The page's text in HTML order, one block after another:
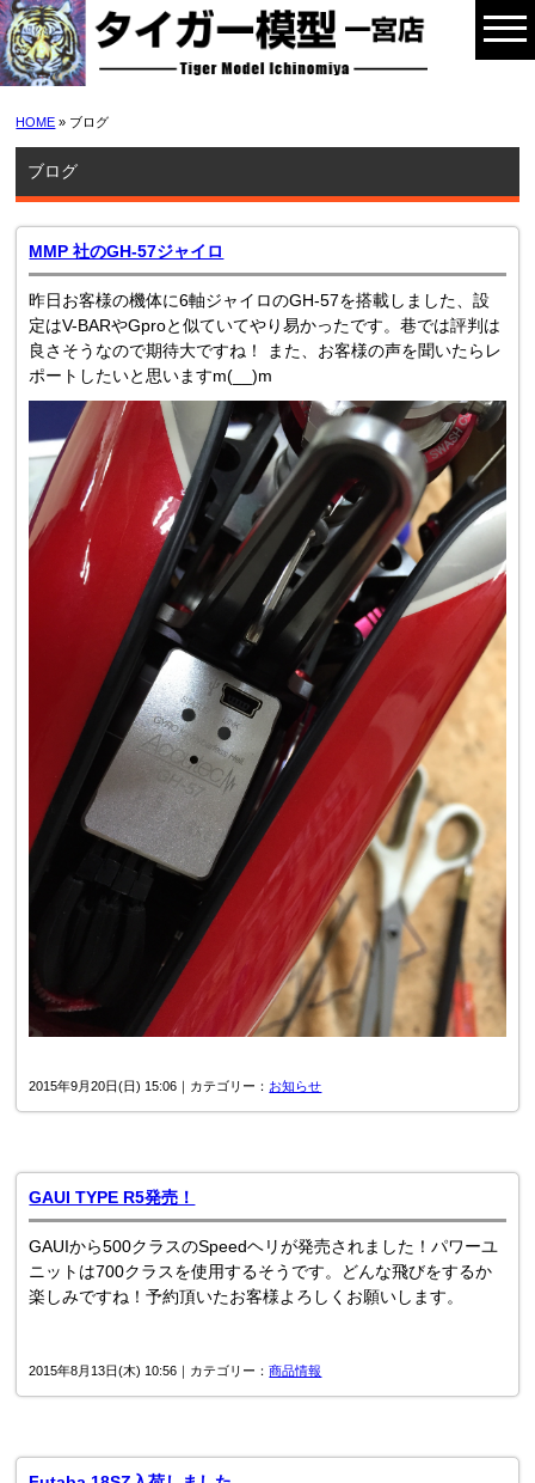
HOME » ブログ
ブログ
MMP 社のGH-57ジャイロ
昨日お客様の機体に6軸ジャイロのGH-57を搭載しました、設
定はV-BARやGproと似ていてやり易かったです。巷では評判は
良さそうなので期待大ですね！ また、お客様の声を聞いたらレ
ポートしたいと思いますm(__)m
2015年9月20日(日) 15:06｜カテゴリー： お知らせ
GAUI TYPE R5発売！
GAUIから500クラスのSpeedヘリが発売されました！パワーユ
ニットは700クラスを使用するそうです。どんな飛びをするか
楽しみですね！予約頂いたお客様よろしくお願いします。
2015年8月13日(木) 10:56｜カテゴリー：商品情報